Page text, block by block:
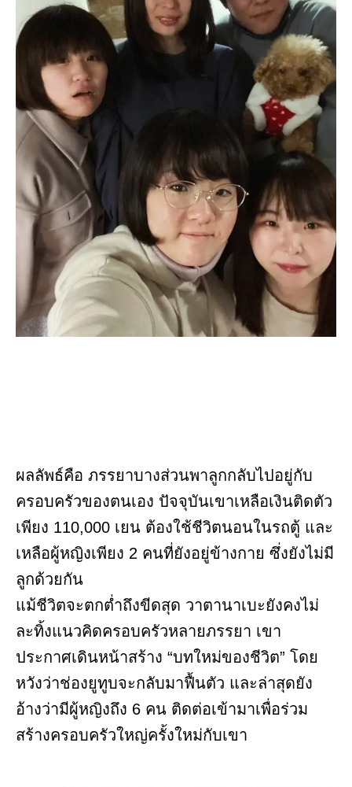
ผลลัพธ์คือ ภรรยาบางส่วนพาลูกกลับไปอยู่กับ
ครอบครัวของตนเอง ปัจจุบันเขาเหลือเงินติดตัว
เพียง 110,000 เยน ต้องใช้ชีวิตนอนในรถตู้ และ
เหลือผู้หญิงเพียง 2 คนที่ยังอยู่ข้างกาย ซึ่งยังไม่มี
ลูกด้วยกัน
แม้ชีวิตจะตกต่ำถึงขีดสุด วาตานาเบะยังคงไม่
ละทิ้งแนวคิดครอบครัวหลายภรรยา เขา
ประกาศเดินหน้าสร้าง “บทใหม่ของชีวิต” โดย
หวังว่าช่องยูทูบจะกลับมาฟื้นตัว และล่าสุดยัง
อ้างว่ามีผู้หญิงถึง 6 คน ติดต่อเข้ามาเพื่อร่วม
สร้างครอบครัวใหญ่ครั้งใหม่กับเขา